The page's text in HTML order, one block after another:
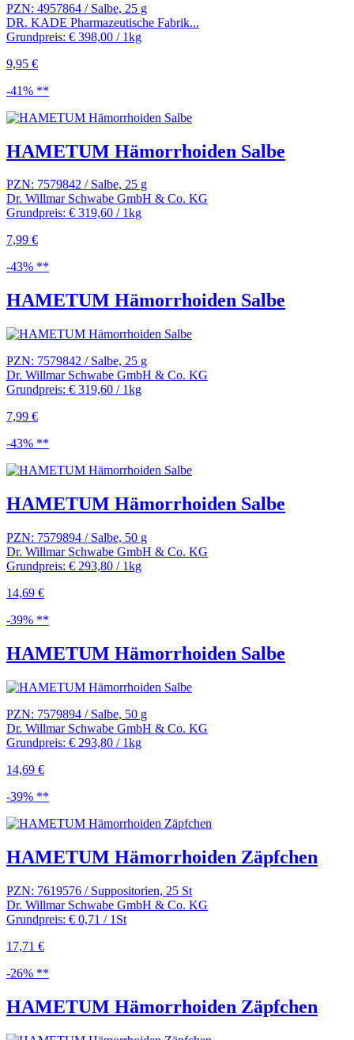
PZN: 4957864 / Salbe, 25 g
DR. KADE Pharmazeutische Fabrik...
Grundpreis: € 398,00 / 1kg
9,95 €
-41% **
HAMETUM Hämorrhoiden Salbe
PZN: 7579842 / Salbe, 25 g
Dr. Willmar Schwabe GmbH & Co. KG
Grundpreis: € 319,60 / 1kg
7,99 €
-43% **
HAMETUM Hämorrhoiden Salbe
PZN: 7579842 / Salbe, 25 g
Dr. Willmar Schwabe GmbH & Co. KG
Grundpreis: € 319,60 / 1kg
7,99 €
-43% **
HAMETUM Hämorrhoiden Salbe
PZN: 7579894 / Salbe, 50 g
Dr. Willmar Schwabe GmbH & Co. KG
Grundpreis: € 293,80 / 1kg
14,69 €
-39% **
HAMETUM Hämorrhoiden Salbe
PZN: 7579894 / Salbe, 50 g
Dr. Willmar Schwabe GmbH & Co. KG
Grundpreis: € 293,80 / 1kg
14,69 €
-39% **
HAMETUM Hämorrhoiden Zäpfchen
PZN: 7619576 / Suppositorien, 25 St
Dr. Willmar Schwabe GmbH & Co. KG
Grundpreis: € 0,71 / 1St
17,71 €
-26% **
HAMETUM Hämorrhoiden Zäpfchen